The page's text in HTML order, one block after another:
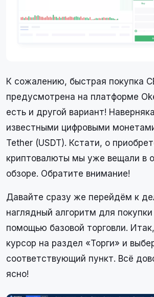
К сожалению, быстрая покупка
предусмотрена на платформе
есть и другой вариант!
известными цифровыми
Tether (USDT). Кстати, о
криптовалюты мы уже вещали в
обзоре. Обратите внимание!
Давайте сразу же перейдём к
наглядный алгоритм для покупки
помощью базовой торговли.
курсор на раздел «Торги» и
соответствующий пункт. Всё
ясно!